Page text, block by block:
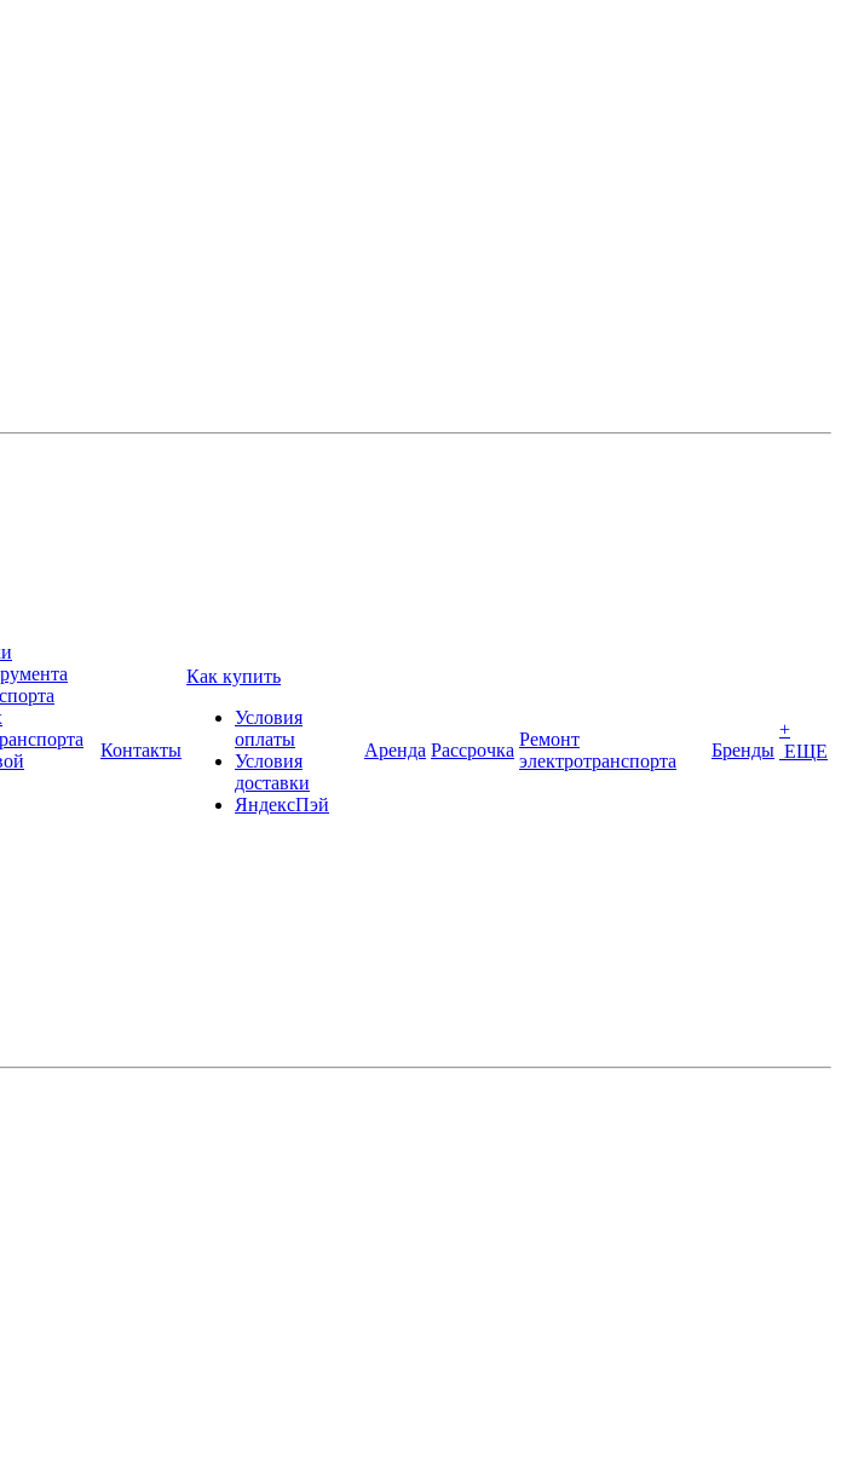
Контакты
Как купить
Условия
оплаты
Условия
доставки
ЯндексПэй
Аренда Рассрочка
Ремонт
электротранспорта
Бренды
+
ЕЩЕ